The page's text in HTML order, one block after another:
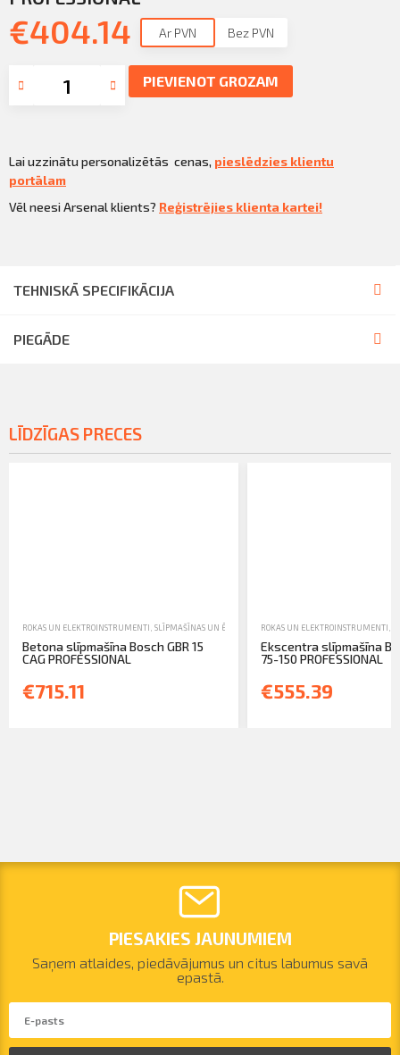
KLIENTU PORTĀLS
KĻŪT PAR KLIENTU
Iziet
€404.14 Ar PVN Bez PVN
PIEVIENOT GROZAM
Lai uzzinātu personalizētās cenas, pieslēdzies klientu
portālam
Vēl neesi Arsenal klients? Reģistrējies klienta kartei!
TEHNISKĀ SPECIFIKĀCIJA
PIEGĀDE
LĪDZĪGAS PRECES
ROKAS UN ELEKTROINSTRUMENTI SLĪPMAŠĪNAS UN ĒVELES TIRDZNIECĪBA
Betona slīpmašīna Bosch GBR 15
CAG PROFESSIONAL
€715.11
ROKAS UN ELEKTROINSTRUMENTI
Ekscentra slīpmašīna
75-150 PROFESSIONAL
€555.39
PIESAKIES JAUNUMIEM
Saņem atlaides, piedāvājumus un citus labumus savā
epastā.